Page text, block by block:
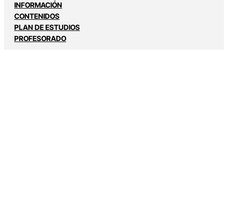
INFORMACIÓN
CONTENIDOS
PLAN DE ESTUDIOS
PROFESORADO